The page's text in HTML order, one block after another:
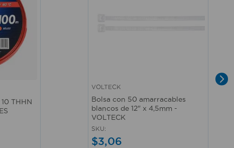
THHN
VOLTECK
Bolsa con 50 amarracables
blancos de 12" x 4,5mm -
VOLTECK
SKU:
$3,06